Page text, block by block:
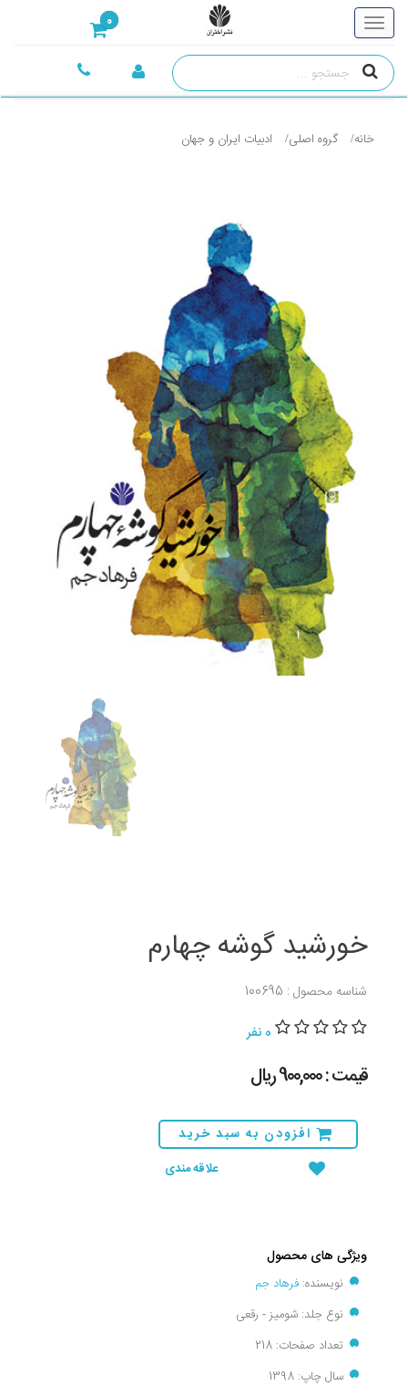
0
خانه گروه اصلی ادبيات ايران و جهان
خورشید گوشه چهارم
شناسه محصول : 100695
0 نفر
قیمت : 900,000 ريال
افزودن به سبد خرید
علاقه مندی
ویژگی های محصول
نویسنده: فرهاد جم
نوع جلد: شومیز - رقعی
تعداد صفحات: 218
سال چاپ: 1398